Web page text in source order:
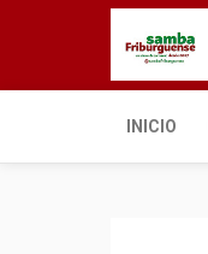
INICIO